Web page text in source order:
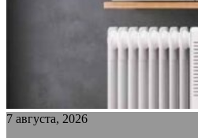
7 августа, 2026